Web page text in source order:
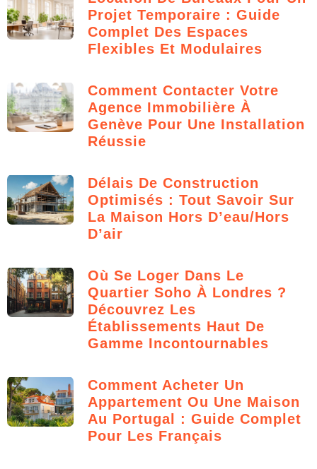
Projet Temporaire : Guide
Complet Des Espaces
Flexibles Et Modulaires
Comment Contacter Votre
Agence Immobilière À
Genève Pour Une Installation
Réussie
Délais De Construction
Optimisés : Tout Savoir Sur
La Maison Hors D’eau/hors
D’air
Où Se Loger Dans Le
Quartier Soho À Londres ?
Découvrez Les
Établissements Haut De
Gamme Incontournables
Comment Acheter Un
Appartement Ou Une Maison
Au Portugal : Guide Complet
Pour Les Français